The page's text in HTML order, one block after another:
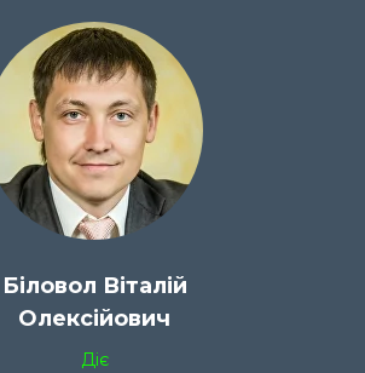
Біловол Віталій
Олексійович
Діє